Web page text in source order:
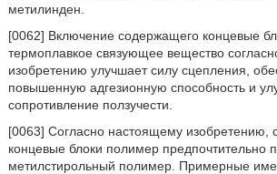
метилинден.
[0062] Включение содержащего концевые
термоплавкое связующее вещество
изобретению улучшает силу сцепления,
повышенную адгезионную способность и
сопротивление ползучести.
[0063] Согласно настоящему изобретению,
концевые блоки полимер предпочтительно
метилстирольный полимер. Примерные